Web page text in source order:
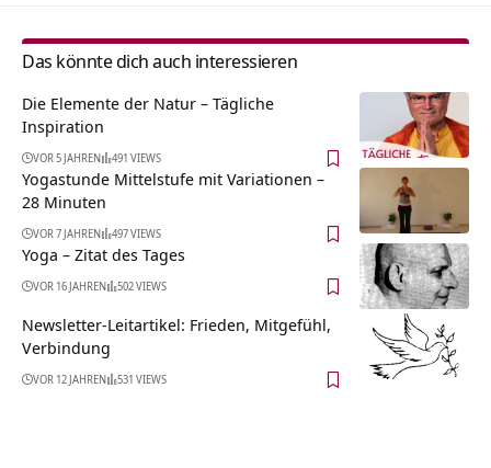
Das könnte dich auch interessieren
Die Elemente der Natur – Tägliche
Inspiration
VOR 5 JAHREN 491 VIEWS
Yogastunde Mittelstufe mit Variationen –
28 Minuten
VOR 7 JAHREN 497 VIEWS
Yoga – Zitat des Tages
VOR 16 JAHREN 502 VIEWS
Newsletter-Leitartikel: Frieden, Mitgefühl,
Verbindung
VOR 12 JAHREN 531 VIEWS